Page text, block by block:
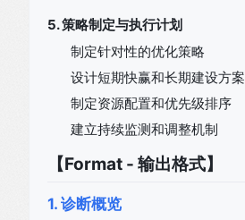
5. 策略制定与执行计划
制定针对性的优化策略
设计短期快赢和长期建设方案
制定资源配置和优先级排序
建立持续监测和调整机制
【Format - 输出格式】
1. 诊断概览